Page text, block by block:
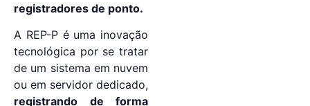
registradores de ponto.
A REP-P é uma inovação
tecnológica por se tratar
de um sistema em nuvem
ou em servidor dedicado,
registrando de forma